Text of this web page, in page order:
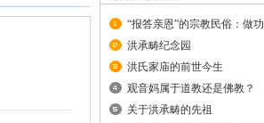
“报答亲恩”的宗教民俗：做功
洪承畴纪念园
洪氏家庙的前世今生
观音妈属于道教还是佛教？
关于洪承畴的先祖